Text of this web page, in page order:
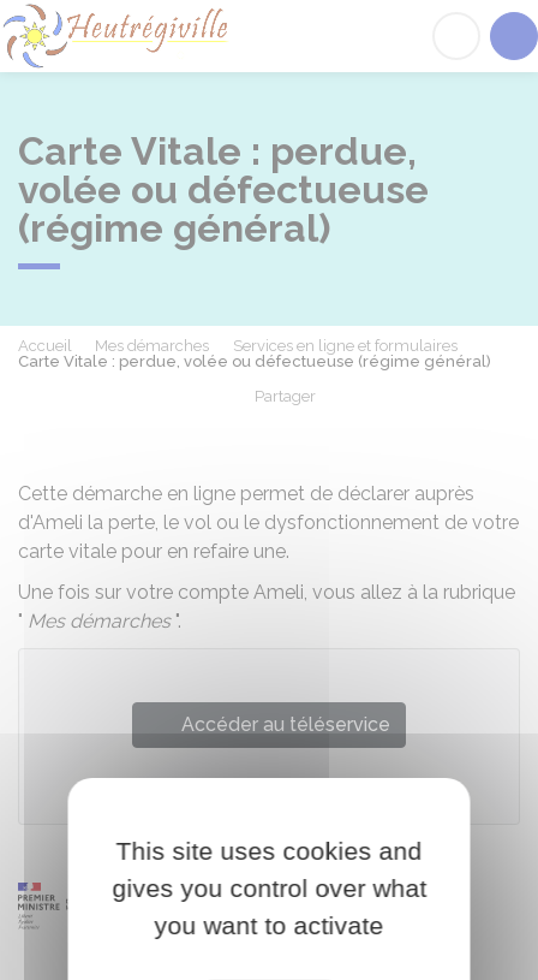
Carte Vitale : perdue,
volée ou défectueuse
(régime général)
Accueil Mes démarches
Services en ligne et formulaires
Carte Vitale : perdue, volée ou défectueuse (régime général)
Partager
Cette démarche en ligne permet de déclarer auprès
d'Ameli la perte, le vol ou le dysfonctionnement de votre
carte vitale pour en refaire une.
Une fois sur votre compte Ameli, vous allez à la rubrique
" Mes démarches".
Accéder au téléservice
This site uses cookies and
gives you control over what
you want to activate